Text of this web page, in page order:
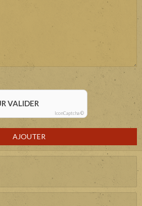
VALIDER
IconCaptcha ©
AJOUTER